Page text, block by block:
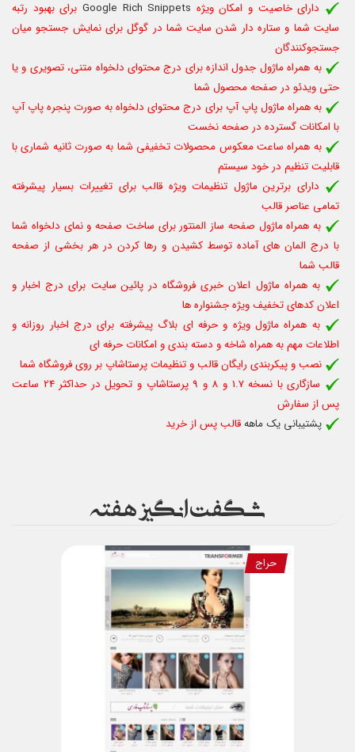
دارای خاصیت و امکان ویژه Google Rich Snippets برای بهبود رتبه
سایت شما و ستاره دار شدن سایت شما در گوگل برای نمایش جستجو میان
جستجوکنندگان
به همراه ماژول جدول اندازه برای درج محتوای دلخواه متنی، تصویری و یا
حتی ویدئو در صفحه محصول شما
به همراه ماژول پاپ آپ برای درج محتوای دلخواه به صورت پنجره پاپ آپ
با امکانات گسترده در صفحه نخست
به همراه ساعت معکوس محصولات تخفیفی شما به صورت ثانیه شماری با
قابلیت تنظیم در خود سیستم
دارای برترین ماژول تنظیمات ویژه قالب برای تغییرات بسیار پیشرفته
تمامی عناصر قالب
به همراه ماژول صفحه ساز المنتور برای ساخت صفحه و نمای دلخواه شما
با درج المان های آماده توسط کشیدن و رها کردن در هر بخشی از صفحه
قالب شما
به همراهماژول اعلان خبری فروشگاه در پائین سایت برای درج اخبار و
اعلان کدهای تخفیف ویژه جشنواره ها
به همراه ماژول ویژه و حرفه ای بلاگ پیشرفته برای درج اخبار روزانه و
اطلاعات مهم به همراه شاخه و دسته بندی و امکانات حرفه ای
نصب و پیکربندی رایگان قالب و تنظیمات پرستاشاپ بر روی فروشگاه شما
سازگاری با نسخه 1.7 و 8 و 9 پرستاشاپ و تحویل در حداکثر 24 ساعت
پس از سفارش
پشتیبانی یک ماههقالب پس از خرید
شگفت انگیز هفته
حراج